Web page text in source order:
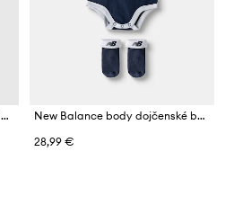
Mayoral Newborn body detské bavlnené
New Balance body dojčenské bavlnené
28,99 €